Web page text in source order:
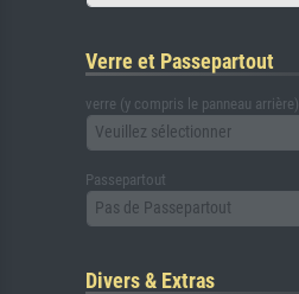
Verre et Passepartout
verre (y compris le panneau arrière)
Veuillez sélectionner
Passepartout
Pas de Passepartout
Divers & Extras